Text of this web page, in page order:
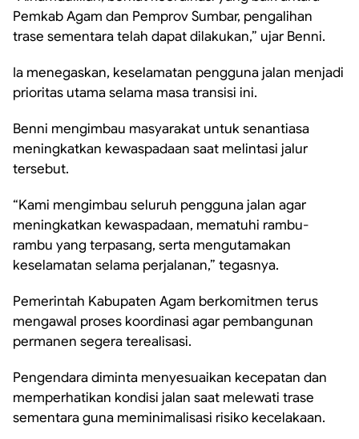
Pemkab Agam dan Pemprov Sumbar, pengalihan
trase sementara telah dapat dilakukan,” ujar Benni.
Ia menegaskan, keselamatan pengguna jalan menjadi
prioritas utama selama masa transisi ini.
Benni mengimbau masyarakat untuk senantiasa
meningkatkan kewaspadaan saat melintasi jalur
tersebut.
“Kami mengimbau seluruh pengguna jalan agar
meningkatkan kewaspadaan, mematuhi rambu-
rambu yang terpasang, serta mengutamakan
keselamatan selama perjalanan,” tegasnya.
Pemerintah Kabupaten Agam berkomitmen terus
mengawal proses koordinasi agar pembangunan
permanen segera terealisasi.
Pengendara diminta menyesuaikan kecepatan dan
memperhatikan kondisi jalan saat melewati trase
sementara guna meminimalisasi risiko kecelakaan.